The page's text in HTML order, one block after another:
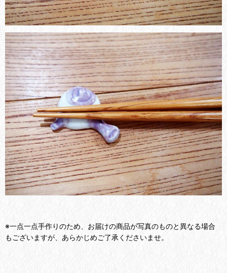
※一点一点手作りのため、お届けの商品が写真のものと異なる場合
もございますが、あらかじめご了承くださいませ。